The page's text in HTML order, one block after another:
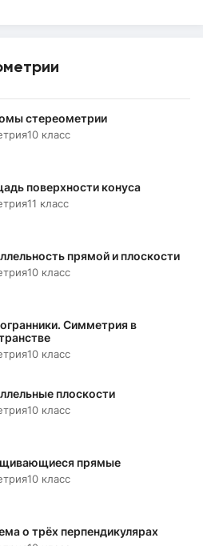
стереометрии
10 класс
поверхности конуса
11 класс
прямой и плоскости
10 класс
Симметрия в
10 класс
плоскости
10 класс
прямые
10 класс
о трёх перпендикулярах